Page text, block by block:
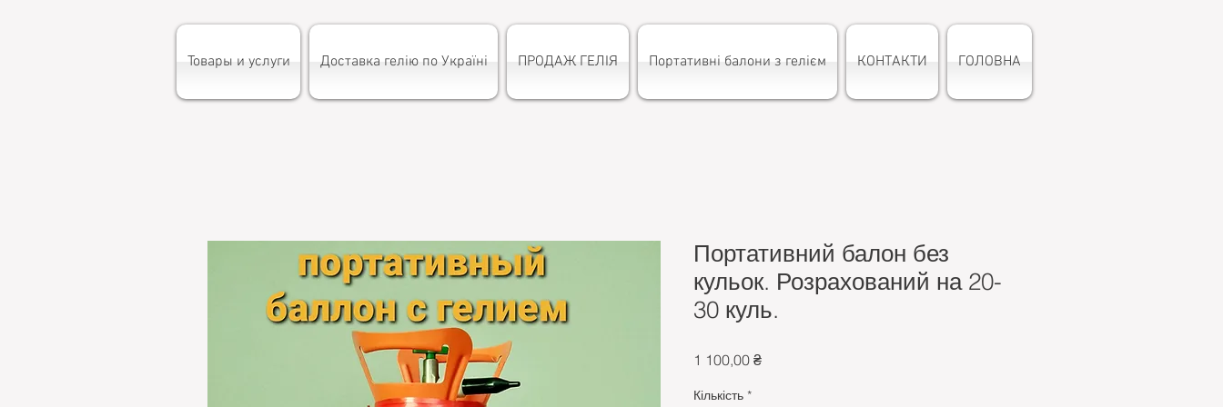
ГОЛОВНА
КОНТАКТИ
Портативні балони з гелієм
ПРОДАЖ ГЕЛІЯ
Доставка гелію по Україні
Товары и услуги
Портативний балон без
кульок. Розрахований на 20-
30 куль.
1 100,00 ₴Ціна
Кількість *